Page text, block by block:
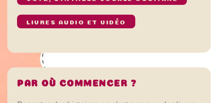
LIVRES AUDIO ET VIDÉO
PAR OÙ COMMENCER ?